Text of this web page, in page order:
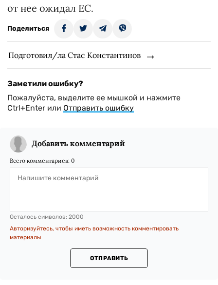
от нее ожидал ЕС.
Поделиться
Подготовил/ла Стас Константинов
Заметили ошибку?
Пожалуйста, выделите ее мышкой и нажмите
Ctrl+Enter или Отправить ошибку
Добавить комментарий
Всего комментариев: 0
Осталось символов: 2000
Авторизуйтесь, чтобы иметь возможность комментировать
материалы
ОТПРАВИТЬ